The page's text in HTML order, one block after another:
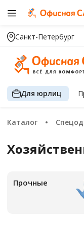
Санкт-Петербург
Для юрлиц
Каталог
Прочные